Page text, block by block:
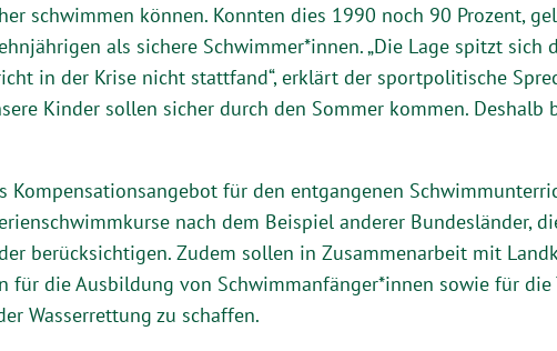
schwimmen können. Konnten dies 1990 noch 90 Prozent,
als sichere Schwimmer*innen. „Die Lage spitzt sich
in der Krise nicht stattfand“, erklärt der sportpolitische
Kinder sollen sicher durch den Sommer kommen. Deshalb
Kompensationsangebot für den entgangenen
nach dem Beispiel anderer Bundesländer,
berücksichtigen. Zudem sollen in Zusammenarbeit mit
für die Ausbildung von Schwimmanfänger*innen sowie für die
Wasserrettung zu schaffen.